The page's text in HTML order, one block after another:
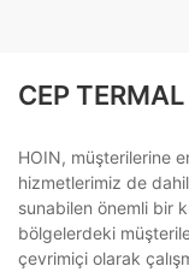
CEP
HOIN, müşterilerine
hizmetlerimiz de
sunabilen önemli bir
bölgelerdeki
çevrimiçi olarak